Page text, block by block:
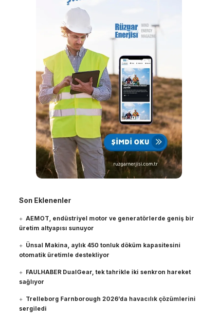
Son Eklenenler
AEMOT, endüstriyel motor ve generatörlerde geniş bir
üretim altyapısı sunuyor
Ünsal Makina, aylık 450 tonluk döküm kapasitesini
otomatik üretimle destekliyor
FAULHABER DualGear, tek tahrikle iki senkron hareket
sağlıyor
Trelleborg Farnborough 2026’da havacılık çözümlerini
sergiledi